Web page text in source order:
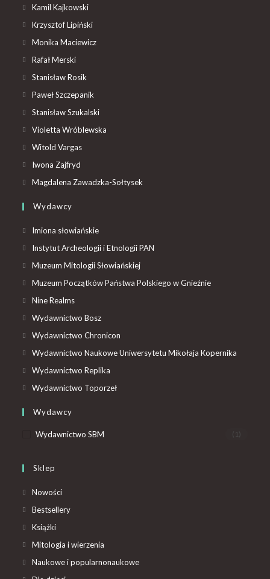
Kamil Kajkowski
Krzysztof Lipiński
Monika Maciewicz
Rafał Merski
Stanisław Rosik
Paweł Szczepanik
Stanisław Szukalski
Violetta Wróblewska
Witold Vargas
Iwona Zajfryd
Magdalena Zawadzka-Sołtysek
Wydawcy
Imiona słowiańskie
Instytut Archeologii i Etnologii PAN
Muzeum Mitologii Słowiańskiej
Muzeum Początków Państwa Polskiego w Gnieźnie
Nine Realms
Wydawnictwo Bosz
Wydawnictwo Chronicon
Wydawnictwo Naukowe Uniwersytetu Mikołaja Kopernika
Wydawnictwo Replika
Wydawnictwo Toporzeł
Wydawcy
Wydawnictwo SBM (1)
Sklep
Nowości
Bestsellery
Książki
Mitologia i wierzenia
Naukowe i popularnonaukowe